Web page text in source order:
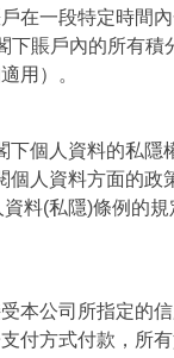
在一段特定時間
下賬戶內的所有積
用）。
下個人資料的私隱
個人資料方面的政
料(私隱)條例的規
本公司所指定的
付方式付款，所